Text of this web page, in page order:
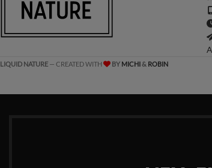
LIQUID NATURE — CREATED WITH BY MICHI& ROBIN